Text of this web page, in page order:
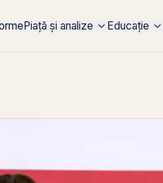
Piață și analize Educație